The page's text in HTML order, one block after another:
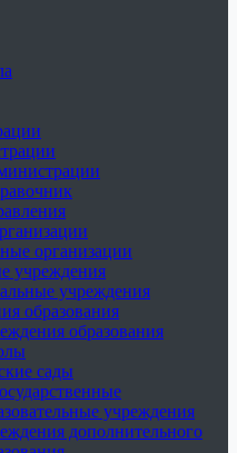
организации
учреждения
учреждения
образования
образования
сады
учреждения
дополнительного